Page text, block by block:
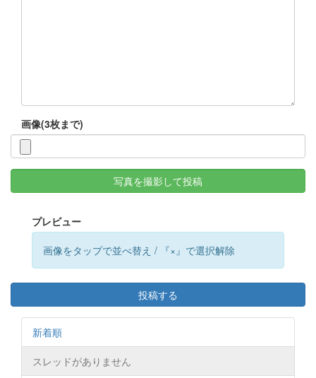
画像(3枚まで)
写真を撮影して投稿
プレビュー
画像をタップで並べ替え / 『×』で選択解除
投稿する
新着順
スレッドがありません